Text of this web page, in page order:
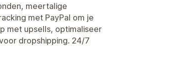
meertalige
met PayPal om je
met upsells, optimaliseer
dropshipping. 24/7